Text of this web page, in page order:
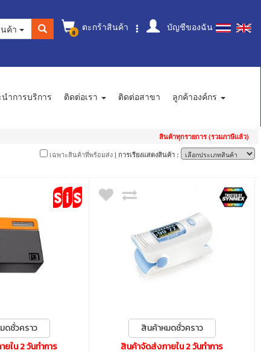
0 ตะกร้าสินค้า บัญชีของฉัน
ค้า
ำการบริการ ติดต่อเรา ติดต่อสาขา
ลูกค้าองค์กร
สินค้าทุกรายการ (รวมภาษีแล้ว)
เฉพาะสินค้าที่พร้อมส่ง | การเรียงแสดงสินค้า :
ดชั่วคราว
ใน 2 วันทำการ
สินค้าหมดชั่วคราว
สินค้าจัดส่งภายใน 2 วันทำการ